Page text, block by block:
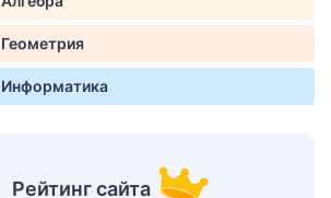
Геометрия
Информатика
Рейтинг сайта